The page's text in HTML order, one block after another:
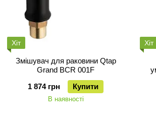
Хіт
Змішувач для раковини Qtap
Grand BCR 001F
1 874 грн
Купити
В наявності
Хіт